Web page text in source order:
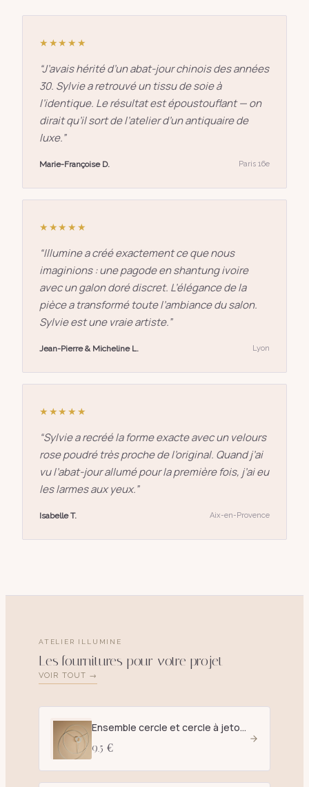
★★★★★
“J’avais hérité d’un abat-jour chinois des années
30. Sylvie a retrouvé un tissu de soie à
l’identique. Le résultat est époustouflant — on
dirait qu’il sort de l’atelier d’un antiquaire de
luxe.”
Marie-Françoise D. Paris 16e
★★★★★
“Illumine a créé exactement ce que nous
imaginions : une pagode en shantung ivoire
avec un galon doré discret. L’élégance de la
pièce a transformé toute l’ambiance du salon.
Sylvie est une vraie artiste.”
Jean-Pierre & Micheline L. Lyon
★★★★★
“Sylvie a recréé la forme exacte avec un velours
rose poudré très proche de l’original. Quand j’ai
vu l’abat-jour allumé pour la première fois, j’ai eu
les larmes aux yeux.”
Isabelle T. Aix-en-Provence
ATELIER ILLUMINE
Les fournitures pour votre projet
VOIR TOUT →
Ensemble cercle et cercle à jetons D. 25 cm blanc - E27
9.5 €